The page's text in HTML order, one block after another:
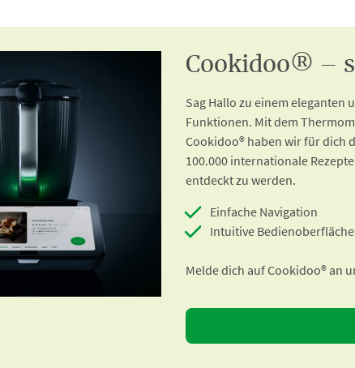
Cookidoo® –
Sag Hallo zu einem
Funktionen. Mit dem
Cookidoo® haben wir für dich
100.000 internationale
entdeckt zu werden.
Einfache Navigation
Intuitive Bedienoberfläche
Melde dich auf Cookidoo® an